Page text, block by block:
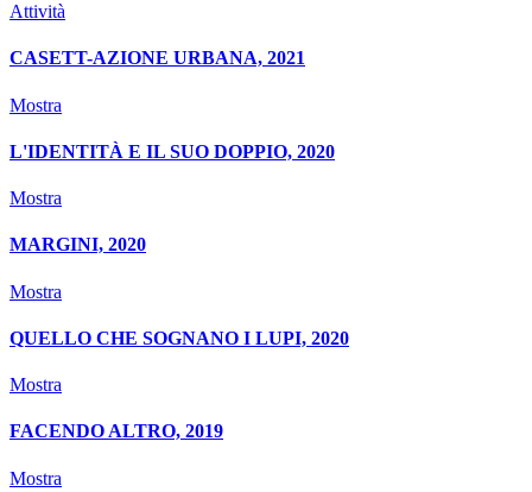
Attività
CASETT-AZIONE URBANA, 2021
Mostra
L'IDENTITÀ E IL SUO DOPPIO, 2020
Mostra
MARGINI, 2020
Mostra
QUELLO CHE SOGNANO I LUPI, 2020
Mostra
FACENDO ALTRO, 2019
Mostra